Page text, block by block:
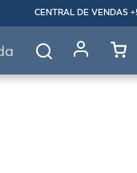
CENTRAL DE VENDAS